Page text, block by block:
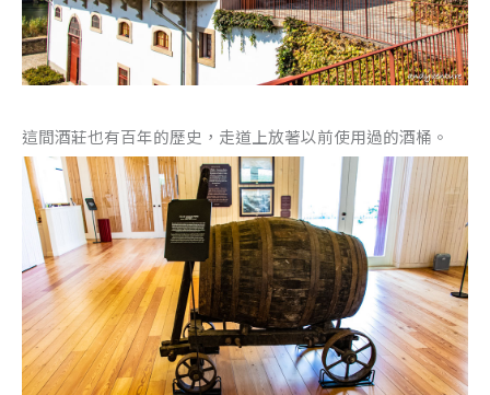
這間酒莊也有百年的歷史，走道上放著以前使用過的酒桶。